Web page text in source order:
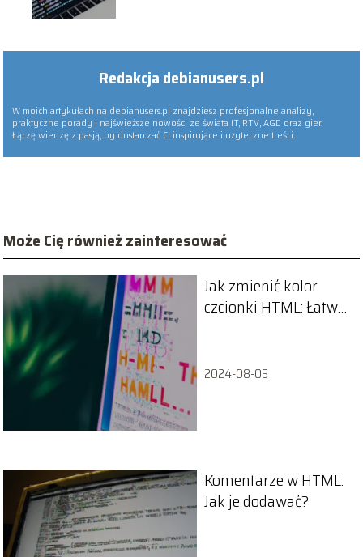
Redakcja debianusers.pl
W moich artykułach na debianusers.pl znajdziesz profesjonalne analizy,
praktyczne porady i najświeższe nowości ze świata IT, RTV, AGD oraz gier.
Łączę wiedzę z pasją, by dostarczać Ci inspirujące i użyteczne treści.
Może Cię również zainteresować
Jak zmienić kolor
czcionki HTML: Łatwe
2024-08-05
Komentarze w HTML:
Jak je dodawać?